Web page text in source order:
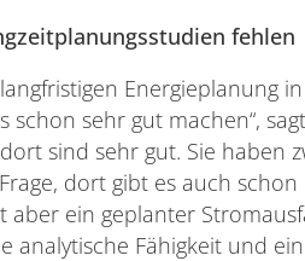
fehlen
Energieplanung
schon sehr gut machen“,
sind sehr gut. Sie haben
dort gibt es auch
aber ein geplanter
analytische Fähigkeit und